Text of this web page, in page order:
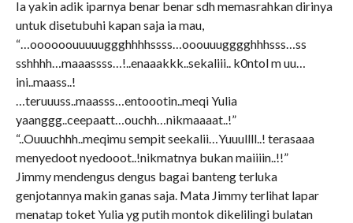
Ia yakin adik iparnya benar benar sdh memasrahkan dirinya
untuk disetubuhi kapan saja ia mau,
“…oooooouuuuuggghhhhssss…ooouuugggghhhsss…ss
sshhhh…maaassss…!..enaaakkk..sekaliii.. k0ntol m uu…
ini..maass..!
…teruuuss..maasss…entoootin..meqi Yulia
yaanggg..ceepaatt…ouchh…nikmaaaat..!”
“..Ouuuchhh..meqimu sempit seekalii…Yuuullll..! terasaaa
menyedoot nyedooot..!nikmatnya bukan maiiiin..!!”
Jimmy mendengus dengus bagai banteng terluka
genjotannya makin ganas saja. Mata Jimmy terlihat lapar
menatap toket Yulia yg putih montok dikelilingi bulatan